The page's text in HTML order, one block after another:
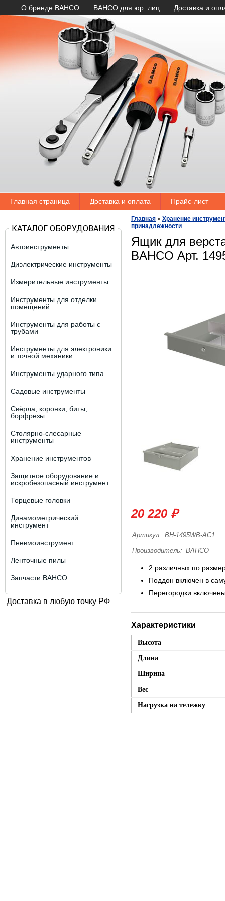
О бренде BAHCO BAHCO для юр. лиц Доставка и
Главная страница Доставка и оплата Прайс-лист
КАТАЛОГ ОБОРУДОВАНИЯ
Автоинструменты
Диэлектрические инструменты
Измерительные инструменты
Инструменты для отделки
помещений
Инструменты для работы с
трубами
Инструменты для электроники
и точной механики
Инструменты ударного типа
Садовые инструменты
Свёрла, коронки, биты,
борфрезы
Столярно-слесарные
инструменты
Хранение инструментов
Защитное оборудование и
искробезопасный инструмент
Торцевые головки
Динамометрический
инструмент
Пневмоинструмент
Ленточные пилы
Запчасти BAHCO
Доставка в любую точку РФ
Главная » Хранение
принадлежности
Ящик для
BAHCO Арт.
20 220 ₽
Артикул: BH-1495WB-AC1
Производитель: BAHCO
2 различных по
Поддон включен в
Перегородки
Характеристики
Высота
Длина
Ширина
Вес
Нагрузка на тележку